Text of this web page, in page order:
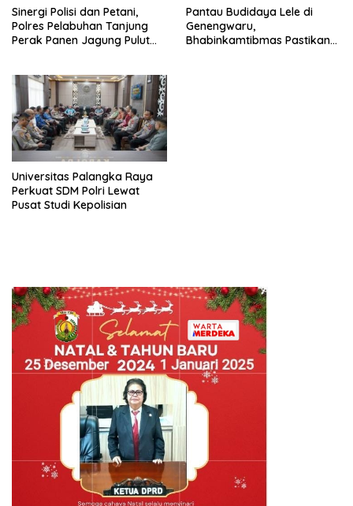
Sinergi Polisi dan Petani,
Polres Pelabuhan Tanjung
Perak Panen Jagung Pulut
Pantau Budidaya Lele di
Genengwaru,
Bhabinkamtibmas Pastikan
Universitas Palangka Raya
Perkuat SDM Polri Lewat
Pusat Studi Kepolisian